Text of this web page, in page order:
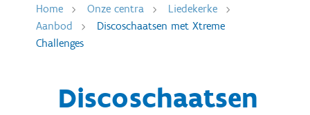
Home Onze centra
Liedekerke
Aanbod
Discoschaatsen met Xtreme
Challenges
Discoschaatsen